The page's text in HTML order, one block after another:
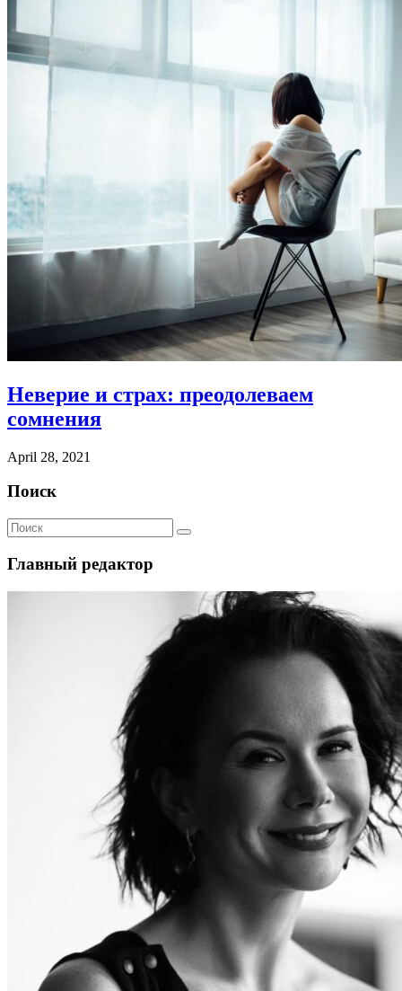
Неверие и страх: преодолеваем
сомнения
April 28, 2021
Поиск
Главный редактор